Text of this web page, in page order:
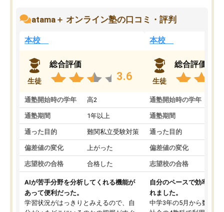
atama＋ オンライン塾の口コミ・評判
本校
生徒
総合評価
3.6
通塾開始時の学年 高2
通塾期間 1年以上
通った目的 難関私立受験対策
偏差値の変化 上がった
志望校の合格 合格した
AIが苦手分野を分析してくれる機能が
あって便利だった。
学習状況がはっきりとみえるので、自
本校
生徒
総合評価
通塾開始時の学年
通塾期間
通った目的
偏差値の変化
志望校の合格
自分のペースで効率よく
れました。
中学3年の5月から数学・